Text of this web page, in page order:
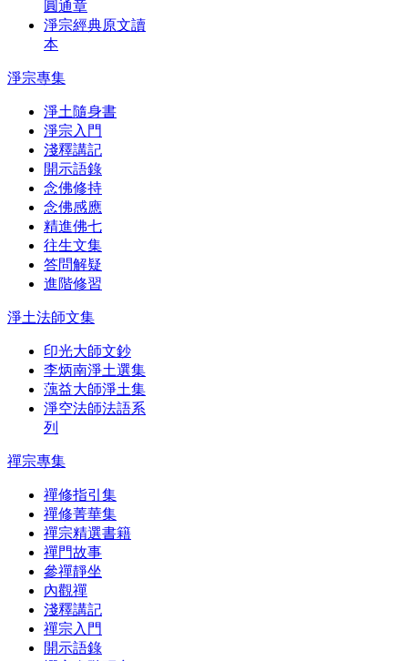
圓通章
淨宗經典原文讀
本
淨宗專集
淨土隨身書
淨宗入門
淺釋講記
開示語錄
念佛修持
念佛感應
精進佛七
往生文集
答問解疑
進階修習
淨土法師文集
印光大師文鈔
李炳南淨土選集
蕅益大師淨土集
淨空法師法語系
列
禪宗專集
禪修指引集
禪修菁華集
禪宗精選書籍
禪門故事
參禪靜坐
內觀禪
淺釋講記
禪宗入門
開示語錄